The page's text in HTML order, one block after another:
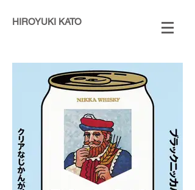
HIROYUKI KATO